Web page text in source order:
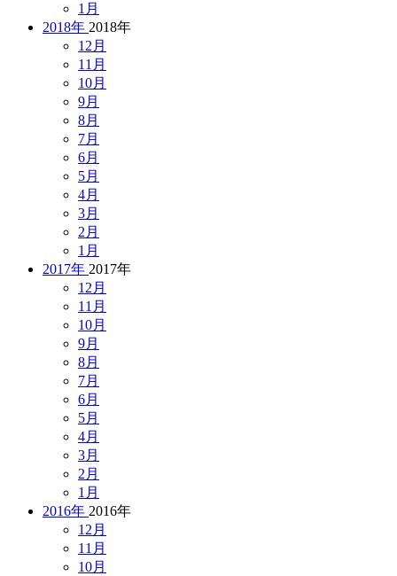
1月
2018年 2018年
12月
11月
10月
9月
8月
7月
6月
5月
4月
3月
2月
1月
2017年 2017年
12月
11月
10月
9月
8月
7月
6月
5月
4月
3月
2月
1月
2016年 2016年
12月
11月
10月